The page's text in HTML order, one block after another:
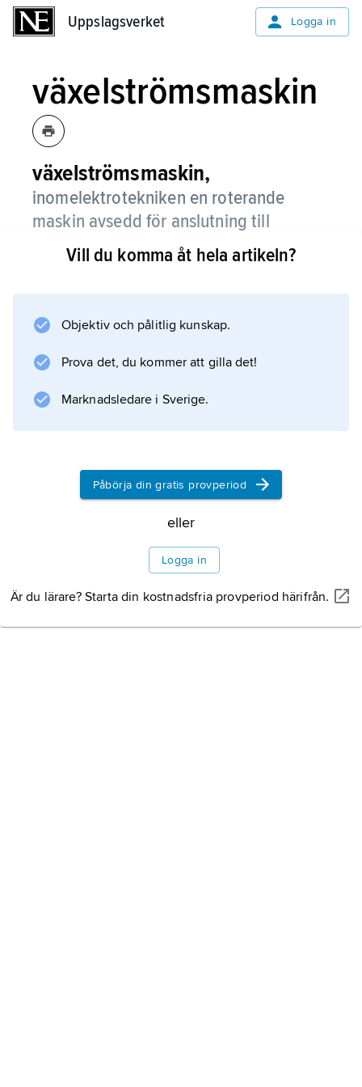
Uppslagsverket Logga in
växelströmsmaskin
växelströmsmaskin,
inomelektrotekniken en roterande
maskin avsedd för anslutning till
växelspänning.
motorer, även om vissa typer av praktiska skäl
driftfallet. De olika maskinslagen kan grovt
delas in i kategorierna
synkronmaskiner
växelströms kommutatormaskiner
elektriska maskiner
Vill du komma åt hela artikeln?
Objektiv och pålitlig kunskap.
Prova det, du kommer att gilla det!
Marknadsledare i Sverige.
Påbörja din gratis provperiod
eller
Logga in
Är du lärare? Starta din kostnadsfria provperiod härifrån.